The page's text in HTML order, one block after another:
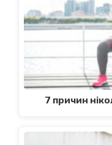
7 причин